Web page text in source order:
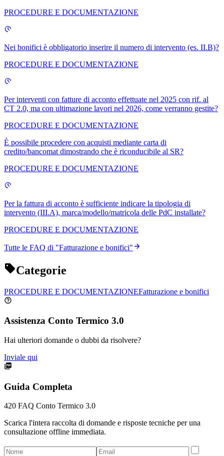
PROCEDURE E DOCUMENTAZIONE
Nei bonifici è obbligatorio inserire il numero di intervento (es. II.B)?
PROCEDURE E DOCUMENTAZIONE
Per interventi con fatture di acconto effettuate nel 2025 con rif. al
CT 2.0, ma con ultimazione lavori nel 2026, come verranno gestite?
PROCEDURE E DOCUMENTAZIONE
È possibile procedere con acquisti mediante carta di
credito/bancomat dimostrando che è riconducibile al SR?
PROCEDURE E DOCUMENTAZIONE
Per la fattura di acconto è sufficiente indicare la tipologia di
intervento (III.A), marca/modello/matricola delle PdC installate?
PROCEDURE E DOCUMENTAZIONE
Tutte le FAQ di "Fatturazione e bonifici"
Categorie
PROCEDURE E DOCUMENTAZIONEFatturazione e bonifici
Assistenza Conto Termico 3.0
Hai ulteriori domande o dubbi da risolvere?
Inviale qui
Guida Completa
420 FAQ Conto Termico 3.0
Scarica l'intera raccolta di domande e risposte tecniche per una
consultazione offline immediata.